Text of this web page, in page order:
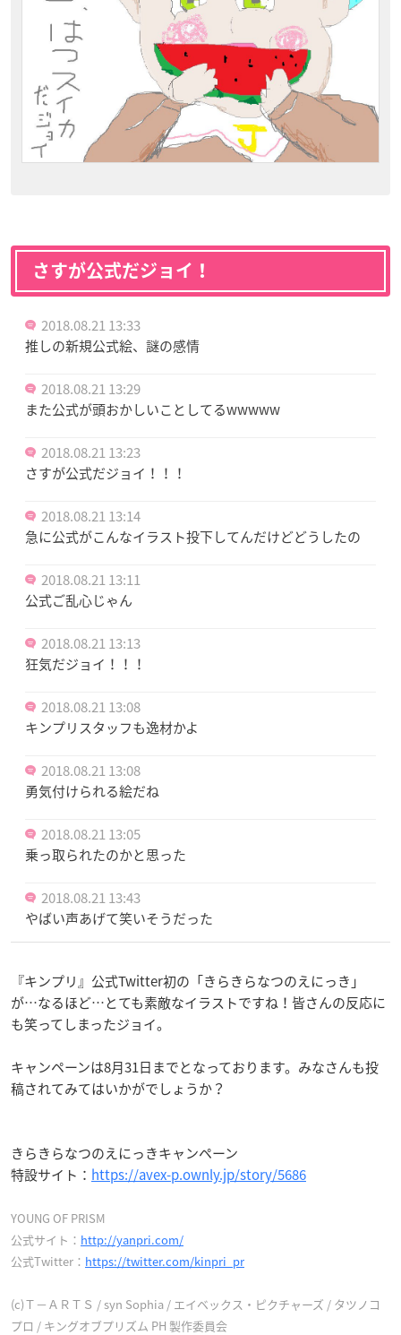
さすが公式だジョイ！
2018.08.21 13:33
推しの新規公式絵、謎の感情
2018.08.21 13:29
また公式が頭おかしいことしてるwwwww
2018.08.21 13:23
さすが公式だジョイ！！！
2018.08.21 13:14
急に公式がこんなイラスト投下してんだけどどうしたの
2018.08.21 13:11
公式ご乱心じゃん
2018.08.21 13:13
狂気だジョイ！！！
2018.08.21 13:08
キンプリスタッフも逸材かよ
2018.08.21 13:08
勇気付けられる絵だね
2018.08.21 13:05
乗っ取られたのかと思った
2018.08.21 13:43
やばい声あげて笑いそうだった
『キンプリ』公式Twitter初の「きらきらなつのえにっき」
が…なるほど…とても素敵なイラストですね！皆さんの反応に
も笑ってしまったジョイ。
キャンペーンは8月31日までとなっております。みなさんも投
稿されてみてはいかがでしょうか？
きらきらなつのえにっきキャンペーン
特設サイト： https://avex-p.ownly.jp/story/5686
YOUNG OF PRISM
公式サイト： http://yanpri.com/
公式Twitter： https://twitter.com/kinpri_pr
(c)Ｔ－ＡＲＴＳ / syn Sophia / エイベックス・ピクチャーズ / タツノコ
プロ / キングオブプリズム PH 製作委員会